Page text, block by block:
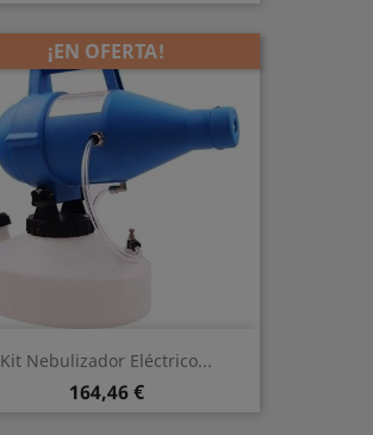
Kit Nebulizador Eléctrico...
Precio
164,46 €
¡EN OFERTA!